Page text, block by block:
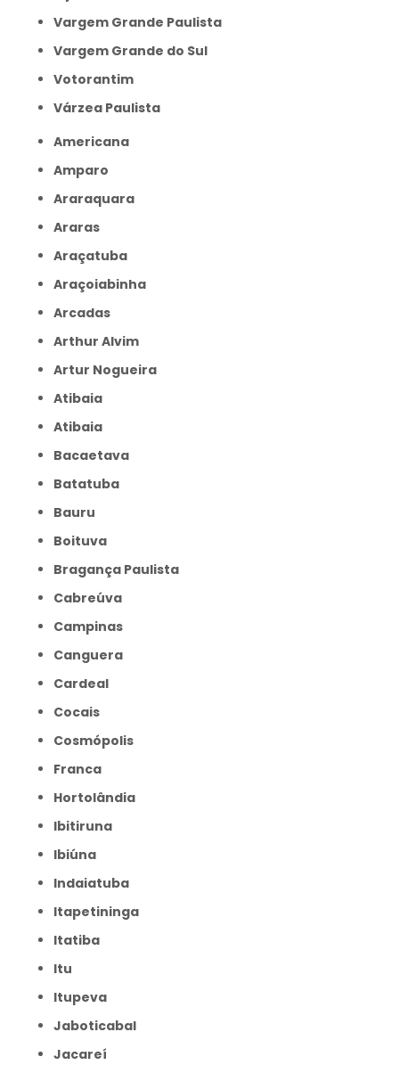
Vargem Grande Paulista
Vargem Grande do Sul
Votorantim
Várzea Paulista
Americana
Amparo
Araraquara
Araras
Araçatuba
Araçoiabinha
Arcadas
Arthur Alvim
Artur Nogueira
Atibaia
Atibaia
Bacaetava
Batatuba
Bauru
Boituva
Bragança Paulista
Cabreúva
Campinas
Canguera
Cardeal
Cocais
Cosmópolis
Franca
Hortolândia
Ibitiruna
Ibiúna
Indaiatuba
Itapetininga
Itatiba
Itu
Itupeva
Jaboticabal
Jacareí